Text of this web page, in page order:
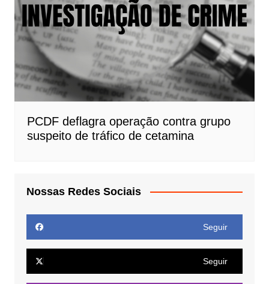
PCDF deflagra operação contra grupo
suspeito de tráfico de cetamina
Nossas Redes Sociais
Seguir
Seguir